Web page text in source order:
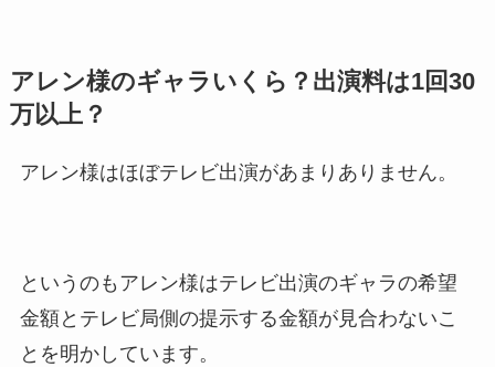
アレン様のギャラいくら？出演料は1回30
万以上？
アレン様はほぼテレビ出演があまりありません。
というのもアレン様はテレビ出演のギャラの希望
金額とテレビ局側の提示する金額が見合わないこ
とを明かしています。